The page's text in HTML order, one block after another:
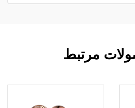
مرتبط